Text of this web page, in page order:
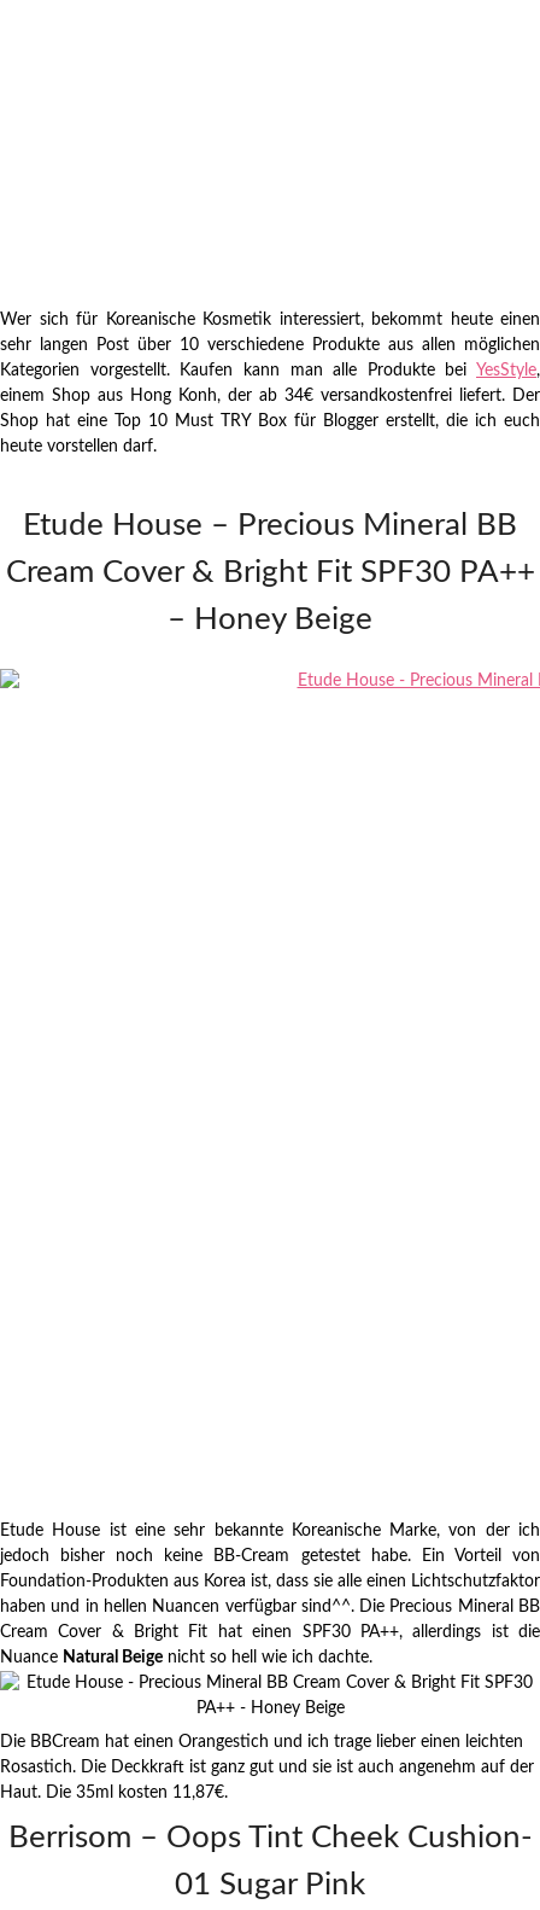
Wer sich für Koreanische Kosmetik interessiert, bekommt heute einen
sehr langen Post über 10 verschiedene Produkte aus allen möglichen
Kategorien vorgestellt. Kaufen kann man alle Produkte bei YesStyle,
einem Shop aus Hong Konh, der ab 34€ versandkostenfrei liefert. Der
Shop hat eine Top 10 Must TRY Box für Blogger erstellt, die ich euch
heute vorstellen darf.
Etude House – Precious Mineral BB
Cream Cover & Bright Fit SPF30 PA++
– Honey Beige
Etude House ist eine sehr bekannte Koreanische Marke, von der ich
jedoch bisher noch keine BB-Cream getestet habe. Ein Vorteil von
Foundation-Produkten aus Korea ist, dass sie alle einen Lichtschutzfaktor
haben und in hellen Nuancen verfügbar sind^^. Die Precious Mineral BB
Cream Cover & Bright Fit hat einen SPF30 PA++, allerdings ist die
Nuance Natural Beige nicht so hell wie ich dachte.
Die BBCream hat einen Orangestich und ich trage lieber einen leichten
Rosastich. Die Deckkraft ist ganz gut und sie ist auch angenehm auf der
Haut. Die 35ml kosten 11,87€.
Berrisom – Oops Tint Cheek Cushion-
01 Sugar Pink